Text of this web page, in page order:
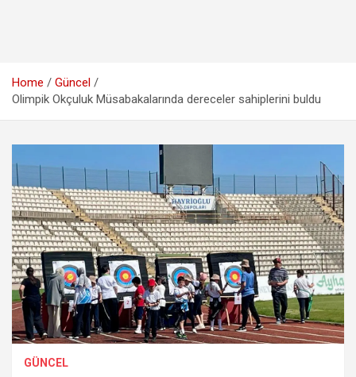
Home
Güncel
Olimpik Okçuluk Müsabakalarında dereceler sahiplerini buldu
GÜNCEL